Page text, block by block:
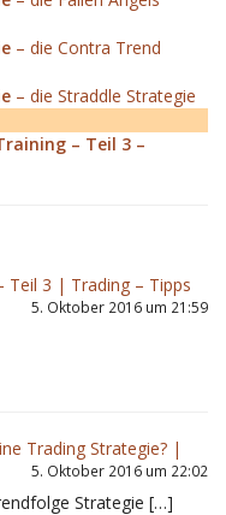
– die Contra Trend
– die Straddle Strategie
– Teil 3 –
Teil 3 | Trading – Tipps
5. Oktober 2016 um 21:59
Trading Strategie? |
5. Oktober 2016 um 22:02
Strategie […]